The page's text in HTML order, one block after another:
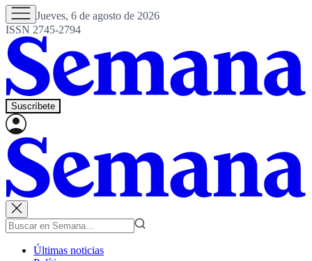
Jueves, 6 de agosto de 2026
ISSN 2745-2794
Suscríbete
Últimas noticias